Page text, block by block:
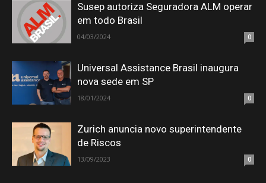
Susep autoriza Seguradora ALM operar
em todo Brasil
04/03/2024 0
Universal Assistance Brasil inaugura
nova sede em SP
18/01/2024 0
Zurich anuncia novo superintendente
de Riscos
13/09/2023 0